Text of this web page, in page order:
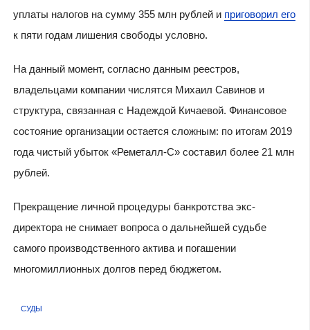
уплаты налогов на сумму 355 млн рублей и приговорил его
к пяти годам лишения свободы условно.
На данный момент, согласно данным реестров,
владельцами компании числятся Михаил Савинов и
структура, связанная с Надеждой Кичаевой. Финансовое
состояние организации остается сложным: по итогам 2019
года чистый убыток «Реметалл-С» составил более 21 млн
рублей.
Прекращение личной процедуры банкротства экс-
директора не снимает вопроса о дальнейшей судьбе
самого производственного актива и погашении
многомиллионных долгов перед бюджетом.
СУДЫ